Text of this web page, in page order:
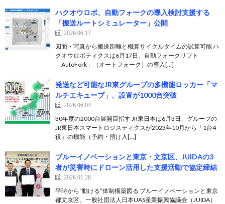
ハクオウロボ、自動フォークの導入検討支援する
「搬送ルートシミュレーター」公開
2026.06.17
図面・写真から搬送距離と概算サイクルタイムの試算可能 ハ
クオウロボティクスは6月17日、自動フォークリフト
「AutoFork」（オートフォーク）の導入[…]
発送など可能なJR東グループの多機能ロッカー「マ
ルチエキューブ」、設置が1000台突破
2026.06.04
30年度の2000台展開目指す JR東日本は6月3日、グループの
JR東日本スマートロジスティクスが2023年10月から「1台4
役」の機能（予約・預け入[…]
ブルーイノベーションと東京・文京区、JUIDAの3
者が災害時にドローン活用した支援活動で協定締結
2026.01.28
平時から“動ける”体制構築図る ブルーイノベーションと東京
都文京区、一般社団法人日本UAS産業振興協議会（JUIDA）